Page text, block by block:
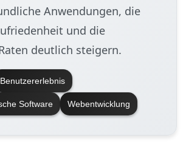
Anwendungen, die
und die
deutlich steigern.
Benutzererlebnis
Software Webentwicklung